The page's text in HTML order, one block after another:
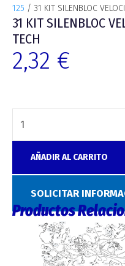
125 / 31 KIT SILENBLOC
31 KIT SILENBLOC
TECH
2,32 €
AÑADIR AL CARRITO
Instalación
SOLICITAR
Productos